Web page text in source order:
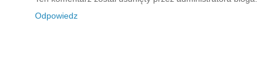
Odpowiedz